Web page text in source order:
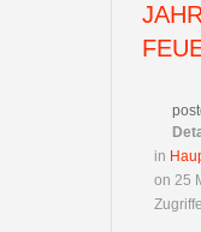
in
on 25